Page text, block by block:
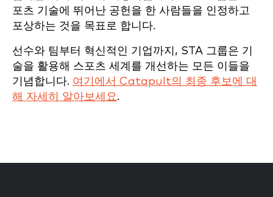
포츠 기술에 뛰어난 공헌을 한 사람들을 인정하고
포상하는 것을 목표로 합니다.
선수와 팀부터 혁신적인 기업까지, STA 그룹은 기
술을 활용해 스포츠 세계를 개선하는 모든 이들을
기념합니다. 여기에서 Catapult의 최종 후보에 대
해 자세히 알아보세요.